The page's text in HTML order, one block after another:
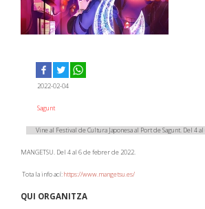
2022-02-04
Sagunt
Vine al Festival de Cultura Japonesa al Port de Sagunt. Del 4
MANGETSU. Del 4 al 6 de febrer de 2022.
Tota la info ací:https://www.mangetsu.es/
QUI ORGANITZA